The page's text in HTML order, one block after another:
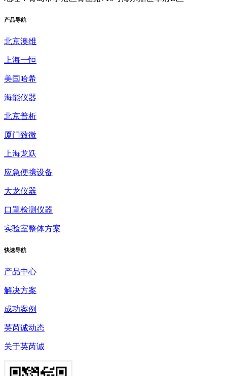
产品导航
北京澳维
上海一恒
美国哈希
海能仪器
北京普析
厦门致微
上海龙跃
应急便携设备
大龙仪器
口罩检测仪器
实验室整体方案
快速导航
产品中心
解决方案
成功案例
英芮诚动态
关于英芮诚